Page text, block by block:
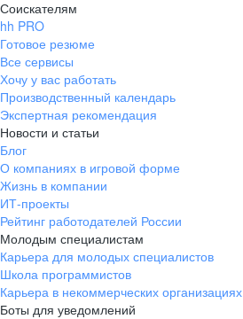
Соискателям
hh PRO
Готовое резюме
Все сервисы
Хочу у вас работать
Производственный календарь
Экспертная рекомендация
Новости и статьи
Блог
О компаниях в игровой форме
Жизнь в компании
ИТ-проекты
Рейтинг работодателей России
Молодым специалистам
Карьера для молодых специалистов
Школа программистов
Карьера в некоммерческих организациях
Боты для уведомлений